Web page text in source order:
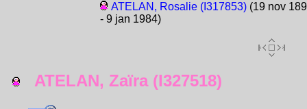
ATELAN, Rosalie (I317853)(19 nov
- 9 jan 1984)
ATELAN, Zaïra (I327518)